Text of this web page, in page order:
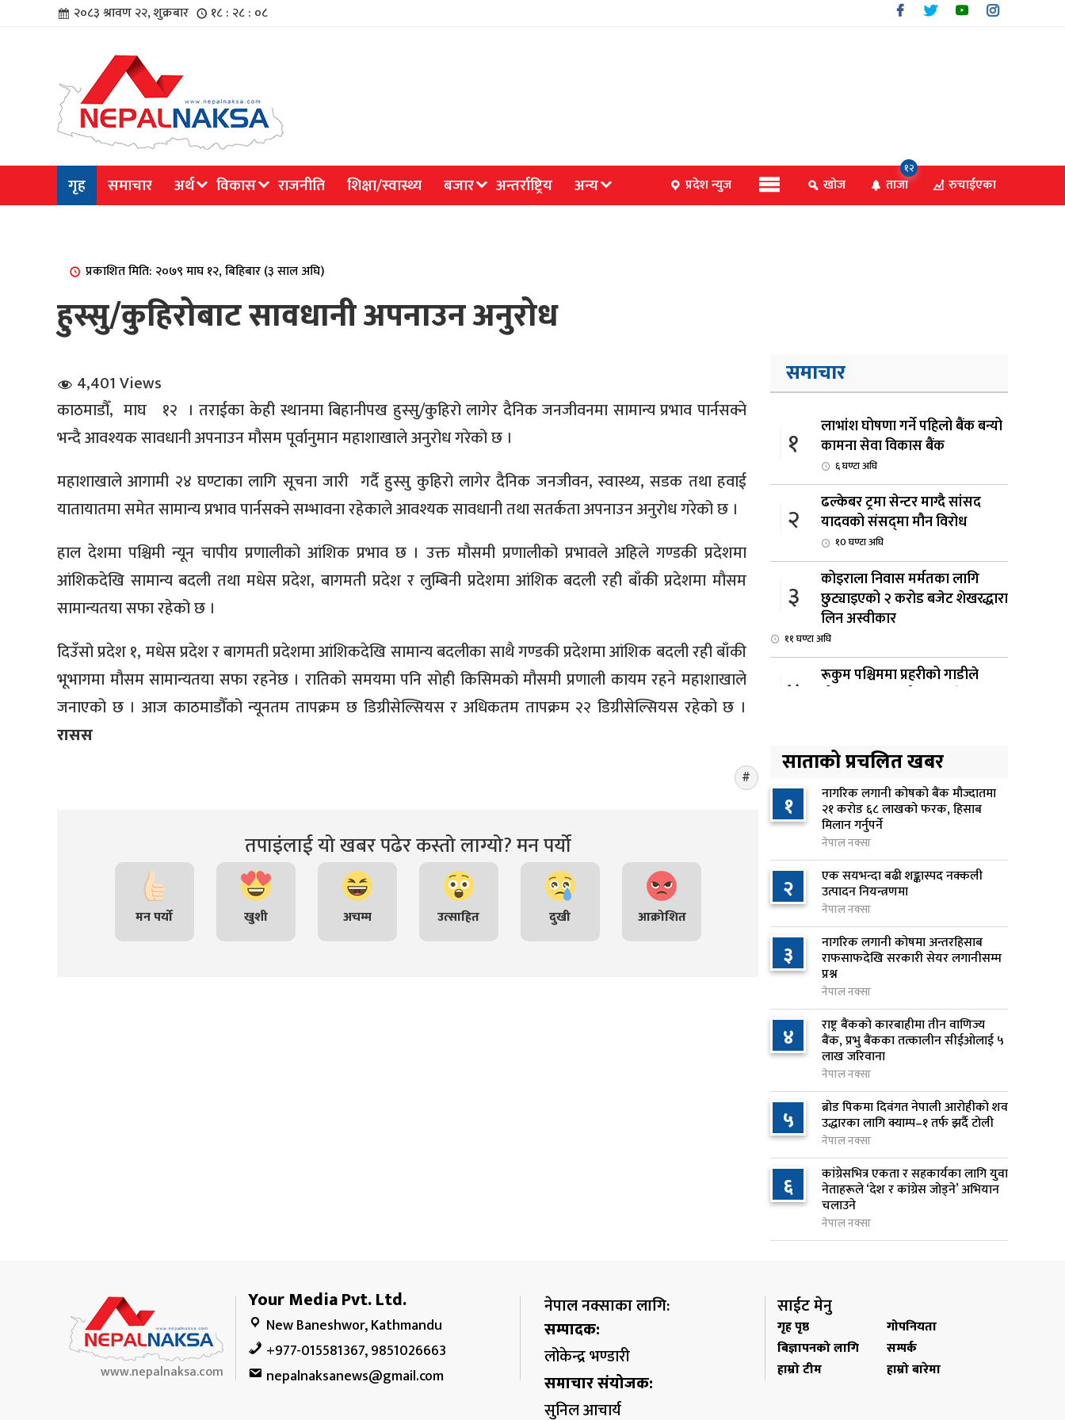
२०८३ श्रावण २२, शुक्रबार १८ : २८ : ०८
गृह समाचार अर्थ विकास राजनीति शिक्षा/स्वास्थ्य बजार अन्तर्राष्ट्रिय अन्य प्रदेश न्युज खोज ताजा
१२
रुचाईएका
प्रकाशित मिति: २०७९ माघ १२, बिहिबार (३ साल अघि)
हुस्सु/कुहिरोबाट सावधानी अपनाउन अनुरोध
4,401 Views
काठमाडौँ, माघ १२ । तराईका केही स्थानमा बिहानीपख हुस्सु/कुहिरो लागेर दैनिक जनजीवनमा सामान्य प्रभाव पार्नसक्ने
भन्दै आवश्यक सावधानी अपनाउन मौसम पूर्वानुमान महाशाखाले अनुरोध गरेको छ ।
महाशाखाले आगामी २४ घण्टाका लागि सूचना जारी गर्दै हुस्सु कुहिरो लागेर दैनिक जनजीवन, स्वास्थ्य, सडक तथा हवाई
यातायातमा समेत सामान्य प्रभाव पार्नसक्ने सम्भावना रहेकाले आवश्यक सावधानी तथा सतर्कता अपनाउन अनुरोध गरेको छ ।
हाल देशमा पश्चिमी न्यून चापीय प्रणालीको आंशिक प्रभाव छ । उक्त मौसमी प्रणालीको प्रभावले अहिले गण्डकी प्रदेशमा
आंशिकदेखि सामान्य बदली तथा मधेस प्रदेश, बागमती प्रदेश र लुम्बिनी प्रदेशमा आंशिक बदली रही बाँकी प्रदेशमा मौसम
सामान्यतया सफा रहेको छ ।
दिउँसो प्रदेश १, मधेस प्रदेश र बागमती प्रदेशमा आंशिकदेखि सामान्य बदलीका साथै गण्डकी प्रदेशमा आंशिक बदली रही बाँकी
भूभागमा मौसम सामान्यतया सफा रहनेछ । रातिको समयमा पनि सोही किसिमको मौसमी प्रणाली कायम रहने महाशाखाले
जनाएको छ । आज काठमाडौँको न्यूनतम तापक्रम छ डिग्रीसेल्सियस र अधिकतम तापक्रम २२ डिग्रीसेल्सियस रहेको छ ।
रासस
तपाइंलाई यो खबर पढेर कस्तो लाग्यो? मन पर्यो
मन पर्यो खुशी अचम्म उत्साहित दुखी आक्रोशित
समाचार
१
लाभांश घोषणा गर्ने पहिलो बैंक बन्यो
कामना सेवा विकास बैंक
६ घण्टा अघि
२
ढल्केबर ट्रमा सेन्टर माग्दै सांसद
यादवको संसद्‌मा मौन विरोध
१0 घण्टा अघि
३
कोइराला निवास मर्मतका लागि
छुट्याइएको २ करोड बजेट शेखरद्धारा
लिन अस्वीकार
११ घण्टा अघि
४
रूकुम पश्चिममा प्रहरीको गाडीले
५
प्रतिनिधिसभा बैठक बस्दै , पाँच
विधेयक र प्रतिवेदन प्रस्तुत हुने
१२ घण्टा अघि
६
आज बस्ने भनिएको राष्ट्रिय सभाको
बैठक बुधबारका लागि सर्‍यो
१२ घण्टा अघि
७
वीरगञ्जमा ट्यांकरको सिल खोलेर तेल
निकाल्ने सात जना रंगेहात पक्राउ
१२ घण्टा अघि
८
जन्मसिद्ध नागरिकता कडा बनाउने
ट्रम्पको नयाँ प्रयास, दुई कार्यकारी
आदेश जारी
१२ घण्टा अघि
९
राप्रपाको निर्णय: बागमती प्रदेश
सरकारमा सहभागी नहुने
१२ घण्टा अघि
१०
२५० रुपैयाँको सामान किन्दा
कञ्चनपुरका उपभोक्ताले जिते १०
लाख
साताको प्रचलित खबर
१ नागरिक लगानी कोषको बैंक मौज्दातमा
२१ करोड ६८ लाखको फरक, हिसाब
मिलान गर्नुपर्ने
नेपाल नक्सा
२ एक सयभन्दा बढी शङ्कास्पद नक्कली
उत्पादन नियन्त्रणमा
नेपाल नक्सा
३ नागरिक लगानी कोषमा अन्तरहिसाब
राफसाफदेखि सरकारी सेयर लगानीसम्म
प्रश्न
नेपाल नक्सा
४ राष्ट्र बैंकको कारबाहीमा तीन वाणिज्य
बैंक, प्रभु बैंकका तत्कालीन सीईओलाई ५
लाख जरिवाना
नेपाल नक्सा
५ ब्रोड पिकमा दिवंगत नेपाली आरोहीको शव
उद्धारका लागि क्याम्प–१ तर्फ झर्दै टोली
नेपाल नक्सा
६ कांग्रेसभित्र एकता र सहकार्यका लागि युवा
नेताहरूले ‘देश र कांग्रेस जोड्ने’ अभियान
चलाउने
नेपाल नक्सा
www.nepalnaksa.com
Your Media Pvt. Ltd.
New Baneshwor, Kathmandu
+977-015581367, 9851026663
nepalnaksanews@gmail.com
नेपाल नक्साका लागि:
सम्पादक:
लोकेन्द्र भण्डारी
समाचार संयोजक:
सुनिल आचार्य
साईट मेनु
गृह पृष्ठ
गोपनियता
बिज्ञापनको लागि
सम्पर्क
हाम्रो टीम
हाम्रो बारेमा